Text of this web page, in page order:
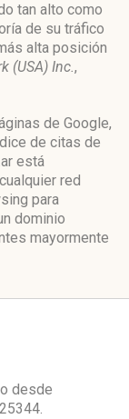
tan alto como
de su tráfico
alta posición
(USA) Inc.,
de Google,
de citas de
está
red
para
dominio
mayormente
desde